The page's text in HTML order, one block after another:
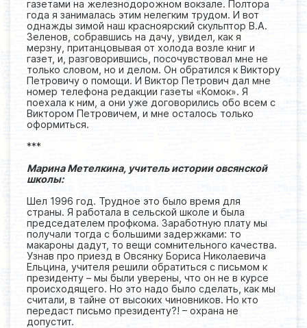
газетами на железнодорожном вокзале. Полтора
года я занималась этим нелегким трудом. И вот
однажды зимой наш красноярский скульптор В.А.
Зеленов, собравшись на дачу, увидел, как я
мерзну, пританцовывая от холода возле книг и
газет, и, разговорившись, посочувствовал мне не
только словом, но и делом. Он обратился к Виктору
Петровичу о помощи. И Виктор Петрович дал мне
номер телефона редакции газеты «Комок». Я
поехала к ним, а они уже договорились обо всем с
Виктором Петровичем, и мне осталось только
оформиться.
***
Марина Метелкина, учитель истории овсянской
школы:
Шел 1996 год. Трудное это было время для
страны. Я работала в сельской школе и была
председателем профкома. Заработную плату мы
получали тогда с большими задержками: то
макароны дадут, то вещи сомнительного качества.
Узнав про приезд в Овсянку Бориса Николаевича
Ельцина, учителя решили обратиться с письмом к
президенту – мы были уверены, что он не в курсе
происходящего. Но это надо было сделать, как мы
считали, в тайне от высоких чиновников. Но кто
передаст письмо президенту?! – охрана не
допустит.